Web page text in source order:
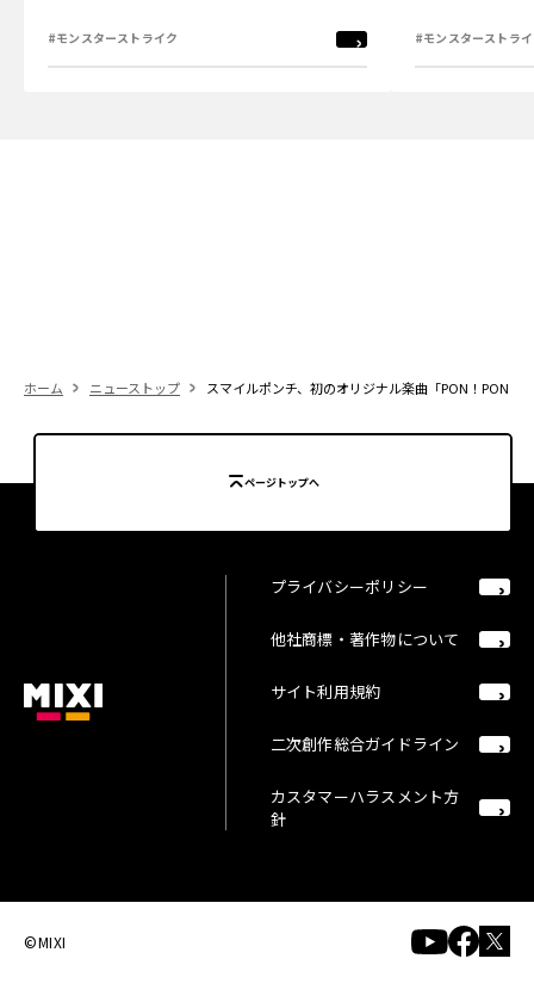
#モンスターストライク #モンスターストラ
ホーム ニューストップ スマイルポンチ、初のオリジナル楽曲「PON！PON！
ページトップへ
プライバシーポリシー
他社商標・著作物について
サイト利用規約
二次創作総合ガイドライン
カスタマーハラスメント方
針
©MIXI